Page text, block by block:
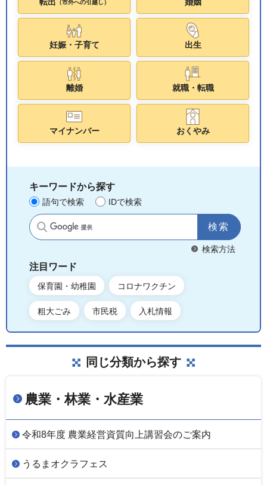
（市外への引越し）
妊娠・子育て 出生
離婚 就職・転職
マイナンバー おくやみ
キーワードから探す
語句で検索 IDで検索
サイト内検索
検索方法
注目ワード
保育園・幼稚園 コロナワクチン
粗大ごみ 市民税 入札情報
同じ分類から探す
農業・林業・水産業
令和8年度 農業経営資質向上講習会のご案内
うるまオクラフェス